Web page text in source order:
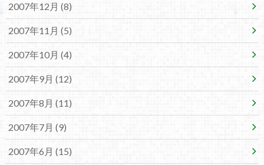
2007年12月 (8)
2007年11月 (5)
2007年10月 (4)
2007年9月 (12)
2007年8月 (11)
2007年7月 (9)
2007年6月 (15)